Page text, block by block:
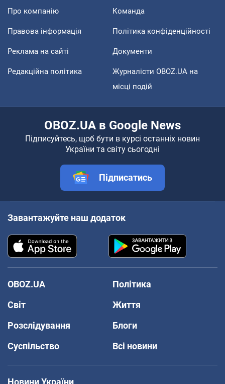
Про компанію Команда
Правова інформація Політика конфіденційності
Реклама на сайті Документи
Редакційна політика
Журналісти OBOZ.UA на
місці подій
OBOZ.UA в Google News
Підписуйтесь, щоб бути в курсі останніх новин
України та світу сьогодні
Підписатись
Завантажуйте наш додаток
OBOZ.UA
Політика
Світ
Життя
Розслідування
Блоги
Суспільство
Всі новини
Новини України